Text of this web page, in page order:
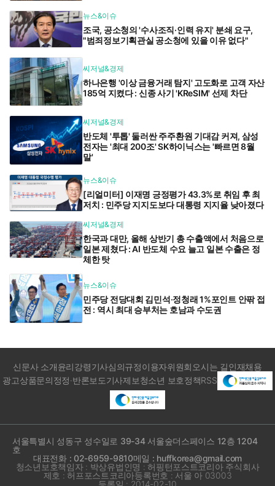
뉴스&이슈
조국, 공소청의 '수사조직·인력 유지' 분쇄 요구,
"범죄정보기획관실 공소청에 있을 이유 없다"
씨저널&경제
하나은행 '이상 금융거래 탐지' 고도화로 고객 자산
185억 지켰다 : 신종 사기 'KReSIM' 선제 차단
씨저널&경제
반도체 '투톱' 둘러싼 주주환원 기대감 커져, 삼성
전자는 '최대 200조' SK하이닉스는 '빠르면 8월
말'
뉴스&이슈
[리얼미터] 이재명 긍정평가 43.3%로 취임 후 최
저치 : 민주당 지지도보다 대통령 지지율 낮아졌다
씨저널&경제
한국과 대만, 올해 상반기 총 수출액에서 처음으로
일본 제쳤다 : AI 반도체 수요 늘고 일본 수출은 정
체한 탓
뉴스&이슈
민주당 전당대회 김민석·정청래 1%포인트 안팎 접
전 : 역시 최대 승부처는 호남과 수도권
신문사 소개윤리강령기사심의규정이용자위원회 오시는 길인재채용
광고상품문의정정·반론보도기사제보청소년 보호정책RSS
서울특별시 성동구 성수일로 39-34 서울숲더스페이스 12층 1204
호
대표전화 : 02-6959-9810메일 : huffkorea@gmail.com
청소년보호책임자 : 박상유법인명 : 허핑턴포스트코리아 주식회사
제호 : 허프포스트코리아등록번호 : 서울 아 03003